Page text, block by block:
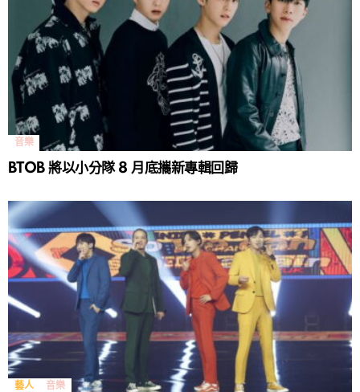
音樂
BTOB 將以小分隊 8 月底攜新專輯回歸
藝人 音樂